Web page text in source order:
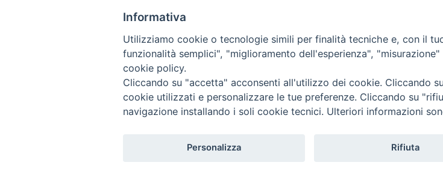
Privacy Policy Cookie Policy
Copyright © 2019 - Tutti i diritti riservati - Vita Trentina Editrice
Informativa
Utilizziamo cookie o tecnologie simili per finalità tecniche e, con il
funzionalità semplici", "miglioramento dell'esperienza",
cookie policy.
Cliccando su "accetta" acconsenti all'utilizzo dei cookie. Cliccando
cookie utilizzati e personalizzare le tue preferenze. Cliccando su
navigazione installando i soli cookie tecnici. Ulteriori informazioni
Personalizza Rifiuta